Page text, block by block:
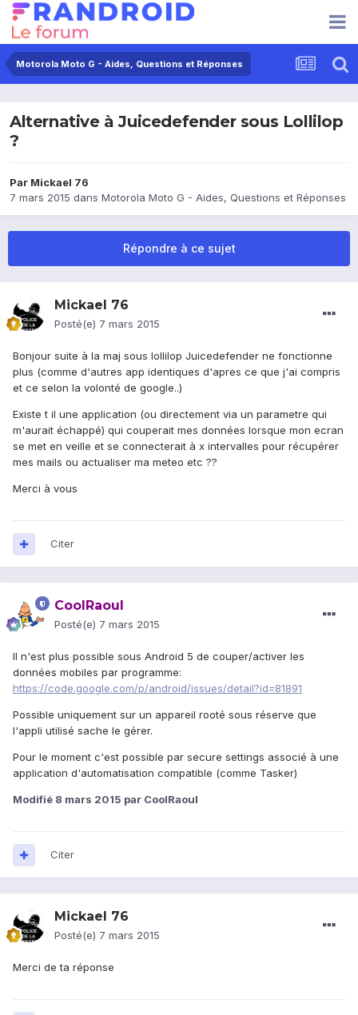
Motorola Moto G - Aides, Questions et Réponses
Alternative à Juicedefender sous Lollilop
?
Par Mickael 76
7 mars 2015 dans Motorola Moto G - Aides, Questions et Réponses
Répondre à ce sujet
Mickael 76
Posté(e) 7 mars 2015
Bonjour suite à la maj sous lollilop Juicedefender ne fonctionne
plus (comme d'autres app identiques d'apres ce que j'ai compris
et ce selon la volonté de google..)
Existe t il une application (ou directement via un parametre qui
m'aurait échappé) qui couperait mes données lorsque mon ecran
se met en veille et se connecterait à x intervalles pour récupérer
mes mails ou actualiser ma meteo etc ??
Merci à vous
Citer
CoolRaoul
Posté(e) 7 mars 2015
Il n'est plus possible sous Android 5 de couper/activer les
données mobiles par programme:
https://code.google.com/p/android/issues/detail?id=81891
Possible uniquement sur un appareil rooté sous réserve que
l'appli utilisé sache le gérer.
Pour le moment c'est possible par secure settings associé à une
application d'automatisation compatible (comme Tasker)
Modifié 8 mars 2015 par CoolRaoul
Citer
Mickael 76
Posté(e) 7 mars 2015
Merci de ta réponse